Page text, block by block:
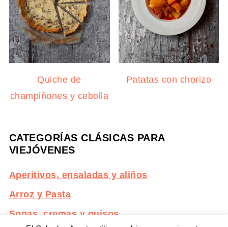
Quiche de
champiñones y cebolla
Patatas con chorizo
CATEGORÍAS CLÁSICAS PARA
VIEJÓVENES
Aperitivos, ensaladas y aliños
Arroz y Pasta
Sopas, cremas y guisos